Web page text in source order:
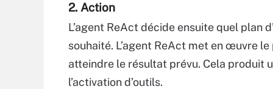
2. Action
L’agent ReAct décide ensuite quel plan
souhaité. L’agent ReAct met en œuvre
atteindre le résultat prévu. Cela produit
l’activation d’outils.